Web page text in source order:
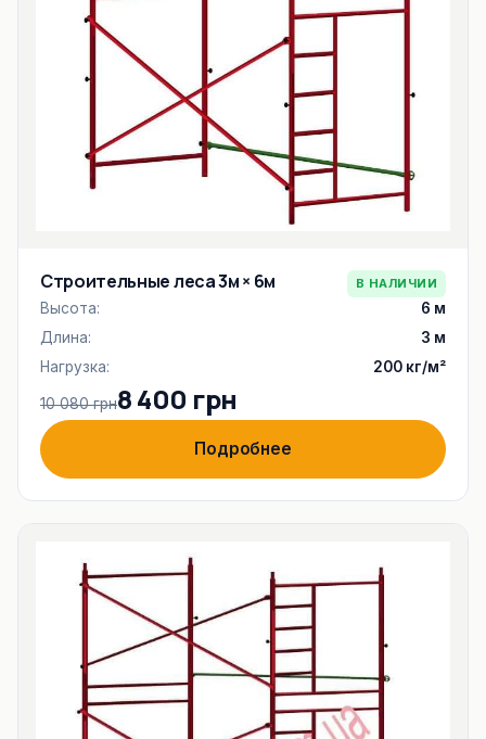
Строительные леса 3м × 6м В НАЛИЧИИ
Высота:
6 м
Длина:
3 м
Нагрузка:
200 кг/м²
10 080 грн8 400 грн
Подробнее